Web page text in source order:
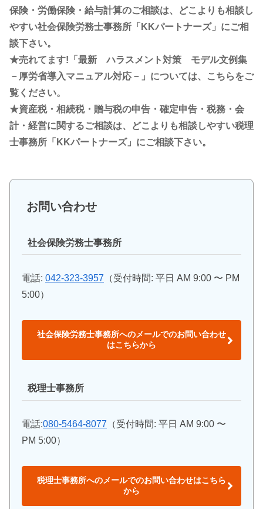
保険・労働保険・給与計算のご相談は、どこよりも相談し
やすい社会保険労務士事務所「KKパートナーズ」にご相
談下さい。
★売れてます!「最新 ハラスメント対策 モデル文例集
－厚労省導入マニュアル対応－」については、こちらをご
覧ください。
★資産税・相続税・贈与税の申告・確定申告・税務・会
計・経営に関するご相談は、どこよりも相談しやすい税理
士事務所「KKパートナーズ」にご相談下さい。
お問い合わせ
社会保険労務士事務所
電話: 042-323-3957 （受付時間: 平日 AM 9:00 〜 PM
5:00）
社会保険労務士事務所へのメールでのお問い合わせ
はこちらから
税理士事務所
電話:080-5464-8077 （受付時間: 平日 AM 9:00 〜
PM 5:00）
税理士事務所へのメールでのお問い合わせはこちら
から